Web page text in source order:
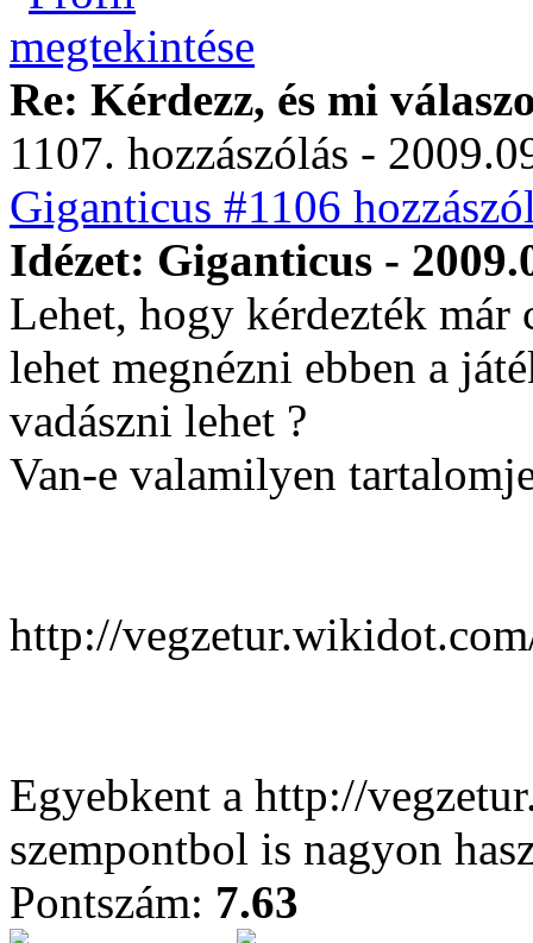
Re: Kérdezz, és mi
1107. hozzászólás -
Giganticus #1106
Idézet: Giganticus -
Lehet, hogy kérdezték
lehet megnézni ebben a
vadászni lehet ?
Van-e valamilyen
http://
Egyebkent a http://
szempontbol is nagyon
Pontszám: 7.63